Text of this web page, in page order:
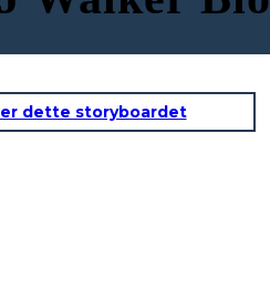
dette storyboardet